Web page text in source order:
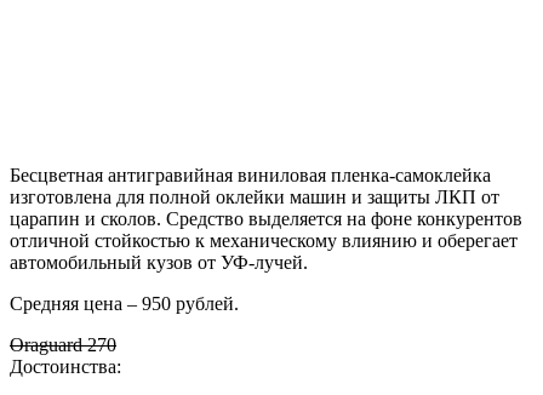
Бесцветная антигравийная виниловая пленка-самоклейка
изготовлена для полной оклейки машин и защиты ЛКП от
царапин и сколов. Средство выделяется на фоне конкурентов
отличной стойкостью к механическому влиянию и оберегает
автомобильный кузов от УФ-лучей.
Средняя цена – 950 рублей.
Oraguard 270
Достоинства: